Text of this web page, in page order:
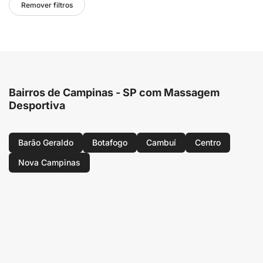
Remover filtros
Bairros de Campinas - SP com Massagem
Desportiva
Barão Geraldo Botafogo Cambuí
Centro
Nova Campinas